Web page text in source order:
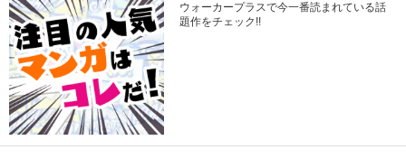
ウォーカープラスで今一番読まれている話
題作をチェック!!